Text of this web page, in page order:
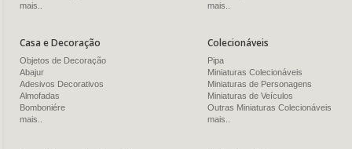
mais..
mais..
Casa e Decoração
Objetos de Decoração
Abajur
Adesivos Decorativos
Almofadas
Bomboniére
mais..
Colecionáveis
Pipa
Miniaturas Colecionáveis
Miniaturas de Personagens
Miniaturas de Veículos
Outras Miniaturas Colecionáveis
mais..